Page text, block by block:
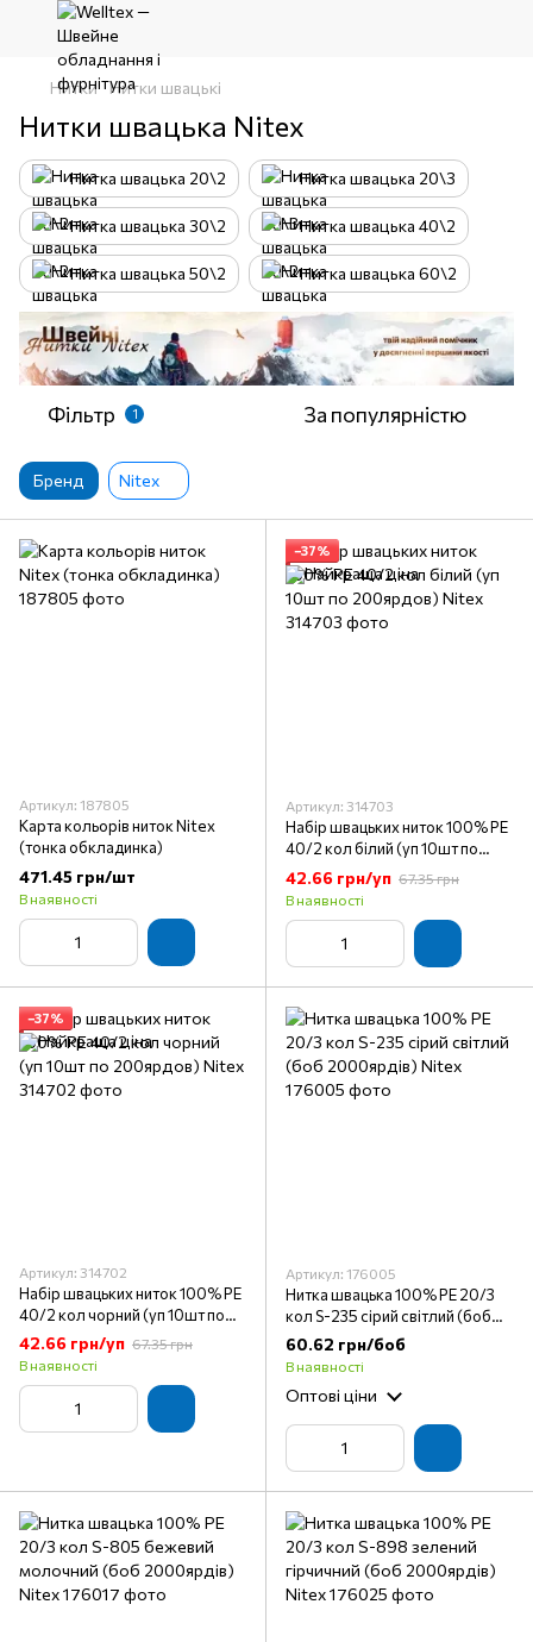
Нитки Нитки швацькі
Нитки швацька Nitex
Нитка швацька 20\2 Нитка швацька 20\3
Нитка швацька 30\2 Нитка швацька 40\2
Нитка швацька 50\2 Нитка швацька 60\2
Фільтр 1 За популярністю
Бренд Nitex
Артикул: 187805
Карта кольорів ниток Nitex
(тонка обкладинка)
471.45 грн/шт
В наявності
−37%
Артикул: 314703
Набір швацьких ниток 100% PE
40/2 кол білий (уп 10шт по
200ярдов) Nitex
42.66 грн/уп 67.35 грн
В наявності
−37%
Артикул: 314702
Набір швацьких ниток 100% PE
40/2 кол чорний (уп 10шт по
200ярдов) Nitex
42.66 грн/уп 67.35 грн
В наявності
Артикул: 176005
Нитка швацька 100% PE 20/3
кол S-235 сірий світлий (боб
2000ярдів) Nitex
60.62 грн/боб
В наявності
Оптові ціни